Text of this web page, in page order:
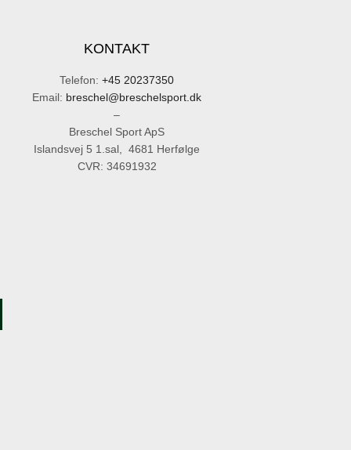
KONTAKT
Telefon:+45 20237350
Email: breschel@breschelsport.dk
–
Breschel Sport ApS
Islandsvej 5 1.sal, 4681 Herfølge
CVR: 34691932